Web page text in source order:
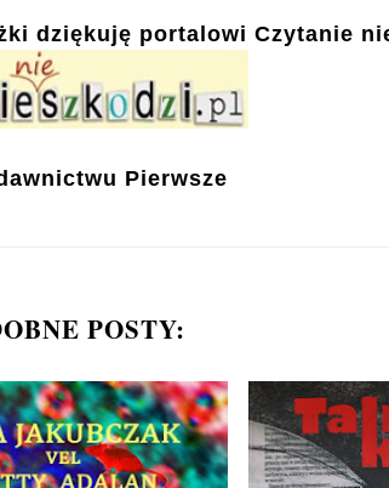
dziękuję portalowi Czytanie
Pierwsze
POSTY: